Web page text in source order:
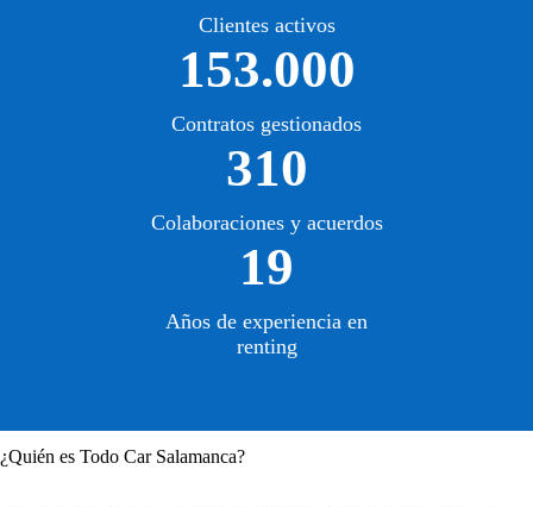
Clientes activos
153.000
Contratos gestionados
310
Colaboraciones y acuerdos
19
Años de experiencia en
renting
¿Quién es Todo Car Salamanca?